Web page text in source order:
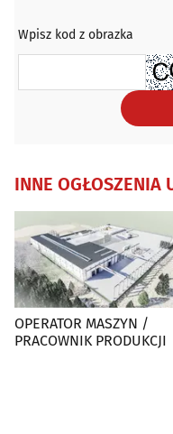
Wpisz kod z obrazka
INNE OGŁOSZENIA
OPERATOR MASZYN /
PRACOWNIK PRODUKCJI